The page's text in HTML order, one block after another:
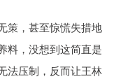
策，甚至惊慌失措地
料，没想到这简直是
法压制，反而让王林